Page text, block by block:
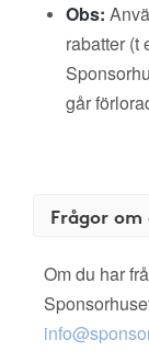
Obs:
rabatter (t
går
Frågor
Om du har